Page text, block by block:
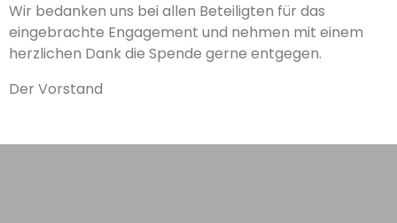
Wir bedanken uns bei allen Beteiligten für das
eingebrachte Engagement und nehmen mit einem
herzlichen Dank die Spende gerne entgegen.
Der Vorstand